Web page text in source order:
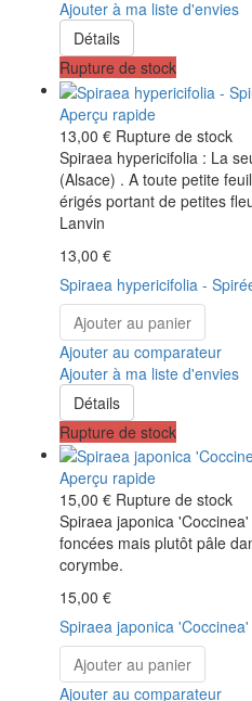
Ajouter à ma liste d'envies
Détails
Rupture de stock
Aperçu rapide
13,00 € Rupture de stock
Spiraea hypericifolia : La
(Alsace) . A toute petite
érigés portant de petites
Lanvin
13,00 €
Spiraea hypericifolia -
Ajouter au panier
Ajouter au comparateur
Ajouter à ma liste d'envies
Détails
Rupture de stock
Aperçu rapide
15,00 € Rupture de stock
Spiraea japonica
foncées mais plutôt pâle
corymbe.
15,00 €
Spiraea japonica
Ajouter au panier
Ajouter au comparateur